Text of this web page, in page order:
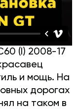
(I) 2008-17
и мощь. На
дорогах
на таком в